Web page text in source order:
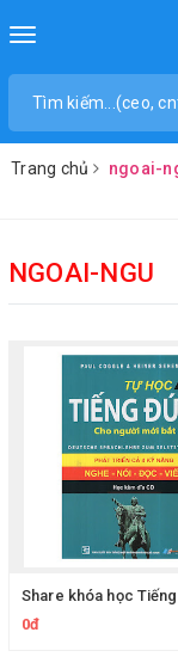
Toggle
Trang chủ ngoai-
NGOAI-NGU
0đ